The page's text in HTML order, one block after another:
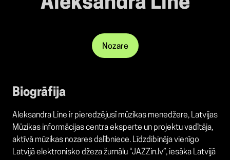
Nozare
Biogrāfija
Aleksandra Line ir pieredzējusī mūzikas menedžere, Latvijas
Mūzikas informācijas centra eksperte un projektu vadītāja,
aktīvā mūzikas nozares dalībniece. Līdzdibināja vienīgo
Latvijā elektronisko džeza žurnālu “JAZZin.lv”, iesāka Latvijā